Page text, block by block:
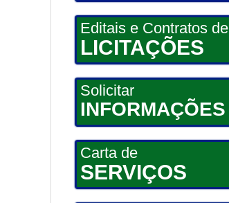
Editais e Contratos de
LICITAÇÕES
Solicitar
INFORMAÇÕES
Carta de
SERVIÇOS